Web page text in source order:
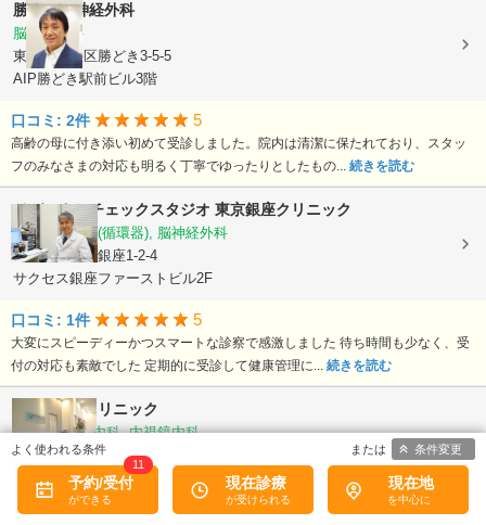
勝どき脳神経外科
脳神経外科
東京都中央区勝どき3-5-5
AIP勝どき駅前ビル3階
口コミ: 2件 5
高齢の母に付き添い初めて受診しました。院内は清潔に保たれており、スタッ
フのみなさまの対応も明るく丁寧でゆったりとしたもの... 続きを読む
メディカルチェックスタジオ 東京銀座クリニック
心臓血管内科(循環器), 脳神経外科
東京都中央区銀座1-2-4
サクセス銀座ファーストビル2F
口コミ: 1件 5
大変にスピーディーかつスマートな診察で感激しました 待ち時間も少なく、受
付の対応も素敵でした 定期的に受診して健康管理に... 続きを読む
晴海3丁目クリニック
内科, 消化器内科, 内視鏡内科, ...
東京都中央区晴海3-10-1
グラスシティ晴海1階
5
予約/受付
11
現在診療 現在地
条件変更